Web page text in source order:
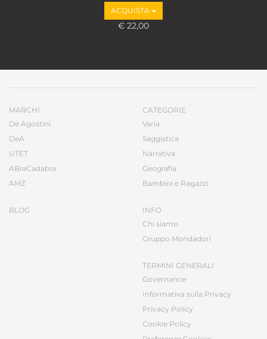
ACQUISTA
€ 22,00
MARCHI
De Agostini
DeA
UTET
ABraCadabra
AMZ
BLOG
CATEGORIE
Varia
Saggistica
Narrativa
Geografia
Bambini e Ragazzi
INFO
Chi siamo
Gruppo Mondadori
TERMINI GENERALI
Governance
Informativa sulla Privacy
Privacy Policy
Cookie Policy